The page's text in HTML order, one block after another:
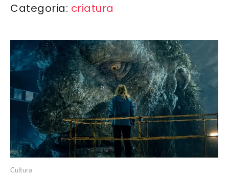
Categoria: criatura
Cultura